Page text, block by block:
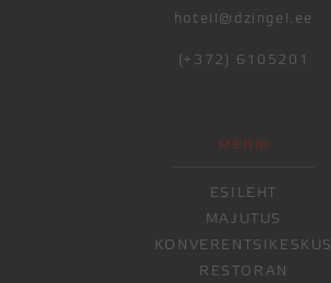
hotell@dzingel.ee
(+372) 6105201
МЕНЮ
ESILEHT
MAJUTUS
KONVERENTSIKESKUS
RESTORAN